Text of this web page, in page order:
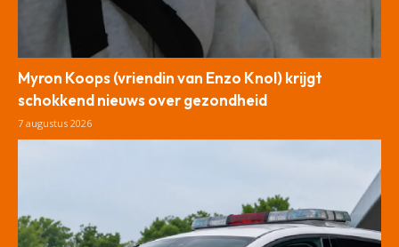
Myron Koops (vriendin van Enzo Knol) krijgt
schokkend nieuws over gezondheid
7 augustus 2026